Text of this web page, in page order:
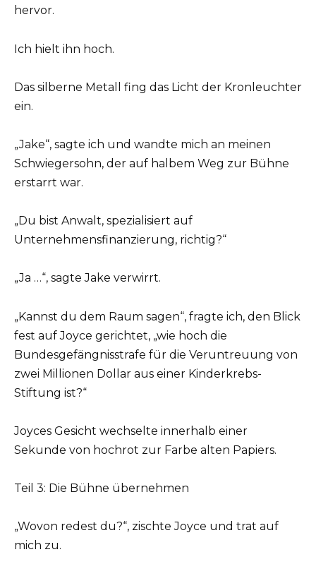
hervor.
Ich hielt ihn hoch.
Das silberne Metall fing das Licht der Kronleuchter
ein.
„Jake“, sagte ich und wandte mich an meinen
Schwiegersohn, der auf halbem Weg zur Bühne
erstarrt war.
„Du bist Anwalt, spezialisiert auf
Unternehmensfinanzierung, richtig?“
„Ja …“, sagte Jake verwirrt.
„Kannst du dem Raum sagen“, fragte ich, den Blick
fest auf Joyce gerichtet, „wie hoch die
Bundesgefängnisstrafe für die Veruntreuung von
zwei Millionen Dollar aus einer Kinderkrebs-
Stiftung ist?“
Joyces Gesicht wechselte innerhalb einer
Sekunde von hochrot zur Farbe alten Papiers.
Teil 3: Die Bühne übernehmen
„Wovon redest du?“, zischte Joyce und trat auf
mich zu.